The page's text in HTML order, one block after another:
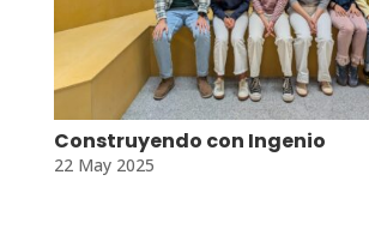
Construyendo con Ingenio
22 May 2025